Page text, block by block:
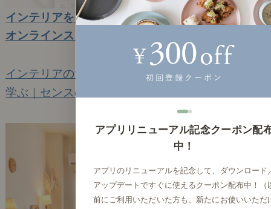
インテリアを「動画×体験」で学べる学校。「無料
オンラインスクール」を開校いたします。
2026年1月15日(木)
インテリアの無料オンラインスクールを開校
学ぶ｜センスのいらないインテリア｜動画
アプリリニューアル記念クーポン配
中！
アプリのリニューアルを記念して、ダウンロード
アップデートですぐに使えるクーポン配布中！（
前にご利用いただいた方も、新たにお使いいただ